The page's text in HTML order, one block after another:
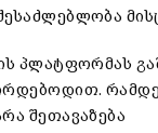
პლატფორმას
შეთავაზება